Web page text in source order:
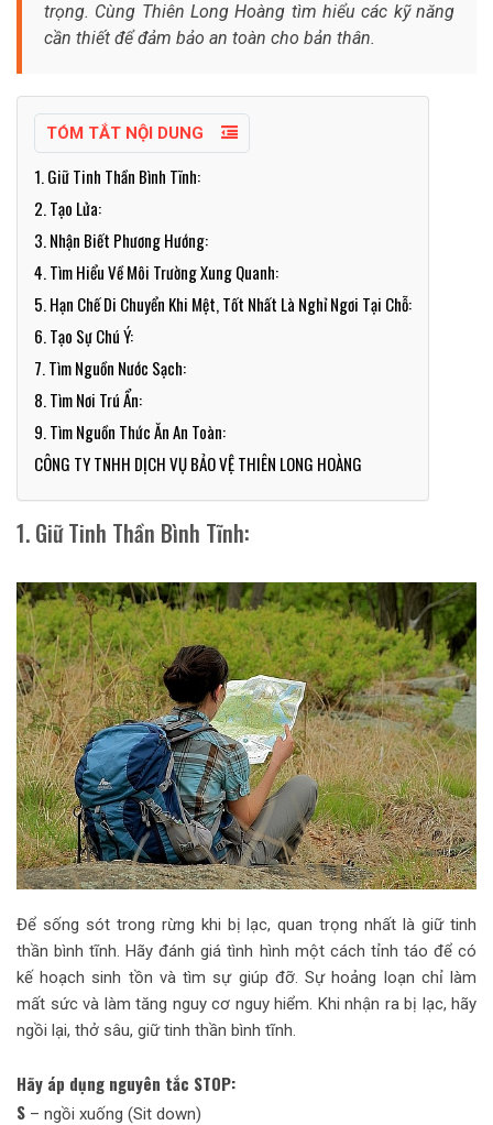
trọng. Cùng Thiên Long Hoàng tìm hiểu các kỹ năng
cần thiết để đảm bảo an toàn cho bản thân.
TÓM TẮT NỘI DUNG
1. Giữ Tinh Thần Bình Tĩnh:
2. Tạo Lửa:
3. Nhận Biết Phương Hướng:
4. Tìm Hiểu Về Môi Trường Xung Quanh:
5. Hạn Chế Di Chuyển Khi Mệt, Tốt Nhất Là Nghỉ Ngơi Tại Chỗ:
6. Tạo Sự Chú Ý:
7. Tìm Nguồn Nước Sạch:
8. Tìm Nơi Trú Ẩn:
9. Tìm Nguồn Thức Ăn An Toàn:
CÔNG TY TNHH DỊCH VỤ BẢO VỆ THIÊN LONG HOÀNG
1. Giữ Tinh Thần Bình Tĩnh:
Để sống sót trong rừng khi bị lạc, quan trọng nhất là giữ tinh
thần bình tĩnh. Hãy đánh giá tình hình một cách tỉnh táo để có
kế hoạch sinh tồn và tìm sự giúp đỡ. Sự hoảng loạn chỉ làm
mất sức và làm tăng nguy cơ nguy hiểm. Khi nhận ra bị lạc, hãy
ngồi lại, thở sâu, giữ tinh thần bình tĩnh.
Hãy áp dụng nguyên tắc STOP:
S – ngồi xuống (Sit down)